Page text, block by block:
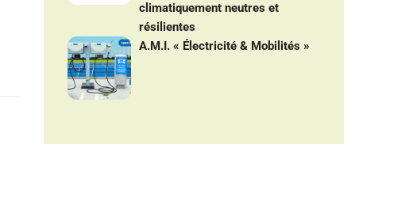
climatiquement neutres et
résilientes
A.M.I. « Électricité & Mobilités »